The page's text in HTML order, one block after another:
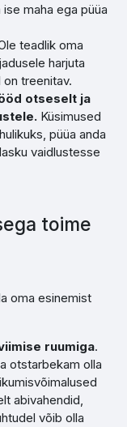
maha ega püüa
teadlik oma
harjuta
treenitav.
otseselt ja
Küsimused
püüa anda
vaidlustesse
toime
oma esinemist
ruumiga.
otstarbekam olla
abivahendid,
võib olla